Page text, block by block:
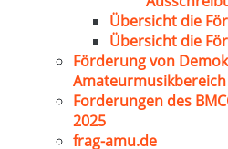
Übersicht die
Übersicht die
Förderung von
Amateurmusikbereich
Forderungen des
2025
frag-amu.de